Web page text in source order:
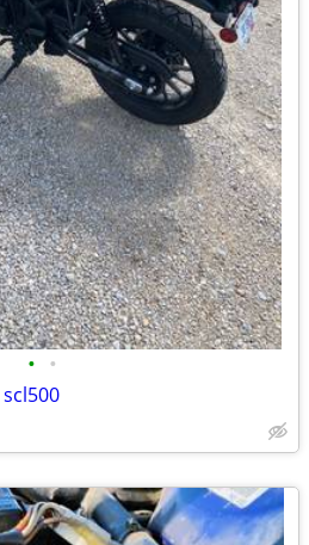
• •